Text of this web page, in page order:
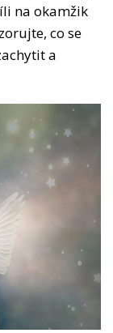
na okamžik
co se
a